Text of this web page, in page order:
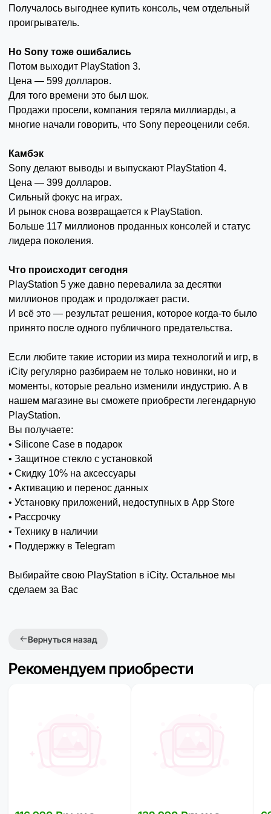
Получалось выгоднее купить консоль, чем отдельный
проигрыватель.
Но Sony тоже ошибались
Потом выходит PlayStation 3.
Цена — 599 долларов.
Для того времени это был шок.
Продажи просели, компания теряла миллиарды, а
многие начали говорить, что Sony переоценили себя.
Камбэк
Sony делают выводы и выпускают PlayStation 4.
Цена — 399 долларов.
Сильный фокус на играх.
И рынок снова возвращается к PlayStation.
Больше 117 миллионов проданных консолей и статус
лидера поколения.
Что происходит сегодня
PlayStation 5 уже давно перевалила за десятки
миллионов продаж и продолжает расти.
И всё это — результат решения, которое когда-то было
принято после одного публичного предательства.
Если любите такие истории из мира технологий и игр, в
iCity регулярно разбираем не только новинки, но и
моменты, которые реально изменили индустрию. А в
нашем магазине вы сможете приобрести легендарную
PlayStation.
Вы получаете:
• Silicone Case в подарок
• Защитное стекло с установкой
• Скидку 10% на аксессуары
• Активацию и перенос данных
• Установку приложений, недоступных в App Store
• Рассрочку
• Технику в наличии
• Поддержку в Telegram
Выбирайте свою PlayStation в iCity. Остальное мы
сделаем за Вас
Вернуться назад
Рекомендуем приобрести